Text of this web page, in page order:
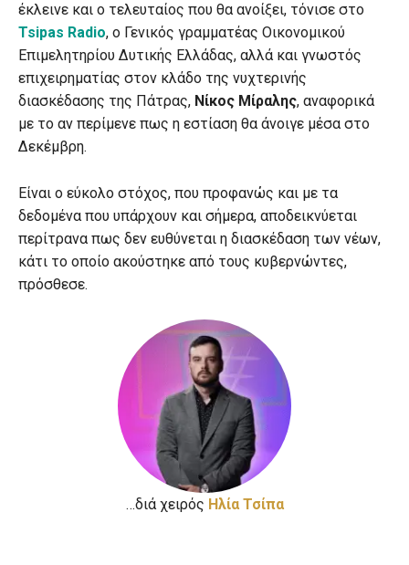
έκλεινε και ο τελευταίος που θα ανοίξει, τόνισε στο
Tsipas Radio, ο Γενικός γραμματέας Οικονομικού
Επιμελητηρίου Δυτικής Ελλάδας, αλλά και γνωστός
επιχειρηματίας στον κλάδο της νυχτερινής
διασκέδασης της Πάτρας, Νίκος Μίραλης, αναφορικά
με το αν περίμενε πως η εστίαση θα άνοιγε μέσα στο
Δεκέμβρη.
Είναι ο εύκολο στόχος, που προφανώς και με τα
δεδομένα που υπάρχουν και σήμερα, αποδεικνύεται
περίτρανα πως δεν ευθύνεται η διασκέδαση των νέων,
κάτι το οποίο ακούστηκε από τους κυβερνώντες,
πρόσθεσε.
…διά χειρός Hλία Τσίπα